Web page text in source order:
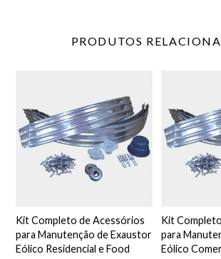
PRODUTOS
Kit Completo de Acessórios
para Manutenção de Exaustor
Eólico Residencial e Food
Kit
para
Eólico